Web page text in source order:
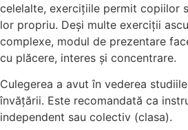
celelalte, exerciţiile permit copiilor
lor propriu. Deşi multe exerciţii
complexe, modul de prezentare
cu plăcere, interes şi concentrare.
Culegerea a avut în vederea
învățării. Este recomandată ca
independent sau colectiv (clasa).